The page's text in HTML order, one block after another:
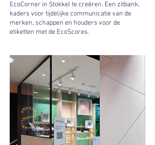
EcoCorner in Stokkel te creëren. Een zitbank,
kaders voor tijdelijke communicatie van de
merken, schappen en houders voor de
etiketten met de EcoScores.